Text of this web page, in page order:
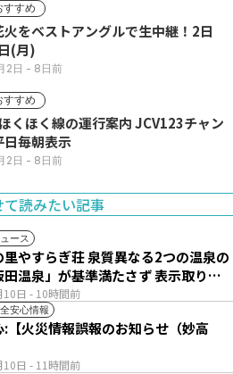
すすめ
火をベストアングルで生中継！2日
(月)
2日 - 8日前
すすめ
く線の運行案内 JCV123チャン
日毎朝表示
2日 - 8日前
て読みたい記事
ース
日 - 10時間前
里やすらぎ荘 泉質異なる2つの温泉の
田温泉」が基準満たさず 表示取りや
安心情報
日 - 11時間前
:【火災情報誤報のお知らせ（妙高